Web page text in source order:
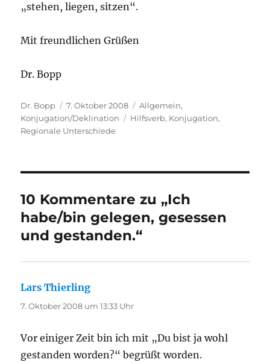
„stehen, liegen, sitzen“.
Mit freundlichen Grüßen
Dr. Bopp
Autor
Dr. Bopp
Veröffentlicht
am
7. Oktober 2008 Kategorien
Allgemein,
Konjugation/Deklination
Schlagwörter
Hilfsverb, Konjugation,
Regionale Unterschiede
10 Kommentare zu „Ich
habe/bin gelegen, gesessen
und gestanden.“
Lars Thierling
7. Oktober 2008 um 13:33 Uhr
Vor einiger Zeit bin ich mit „Du bist ja wohl
gestanden worden?“ begrüßt worden.